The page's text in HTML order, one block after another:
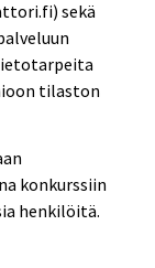
sekä
tilaston
konkurssiin
henkilöitä.